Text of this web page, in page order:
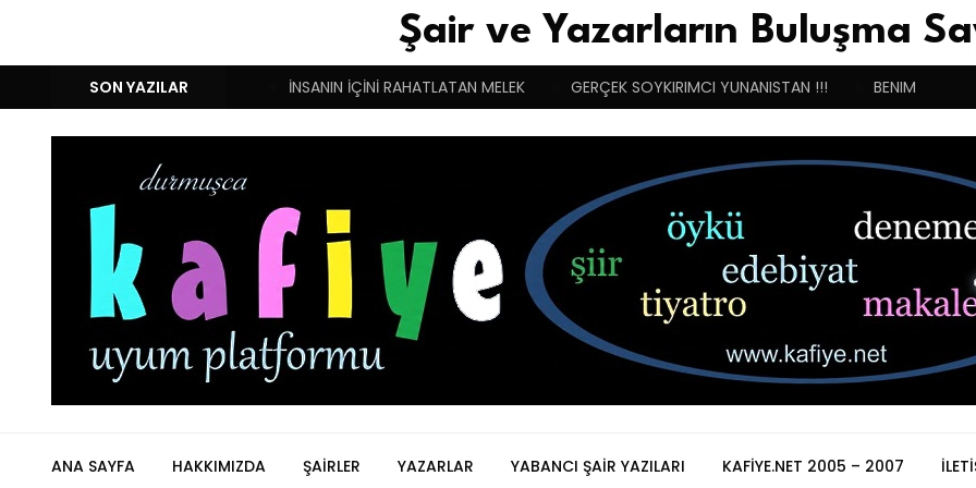
Şair ve Yazarların Buluşma
SON YAZILAR
DUYGULARIN BASARINDIR! İNSANIN İÇİNİ RAHATLATAN MELEK GERÇEK SOYKIRIMCI YUNANISTAN !!! BENIM
ANA SAYFA HAKKIMIZDA ŞAIRLER YAZARLAR YABANCI ŞAIR YAZILARI KAFIYE.NET 2005 – 2007